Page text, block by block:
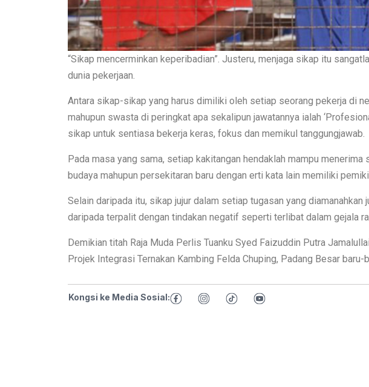
“Sikap mencerminkan keperibadian”. Justeru, menjaga sikap itu
dunia pekerjaan.
Antara sikap-sikap yang harus dimiliki oleh setiap seorang pekerja di
mahupun swasta di peringkat apa sekalipun jawatannya ialah
sikap untuk sentiasa bekerja keras, fokus dan memikul tanggungjawab.
Pada masa yang sama, setiap kakitangan hendaklah mampu
budaya mahupun persekitaran baru dengan erti kata lain memiliki
Selain daripada itu, sikap jujur dalam setiap tugasan yang diamanahkan
daripada terpalit dengan tindakan negatif seperti terlibat dalam gejala
Demikian titah Raja Muda Perlis Tuanku Syed Faizuddin Putra
Projek Integrasi Ternakan Kambing Felda Chuping, Padang Besar baru-
Kongsi ke Media Sosial: